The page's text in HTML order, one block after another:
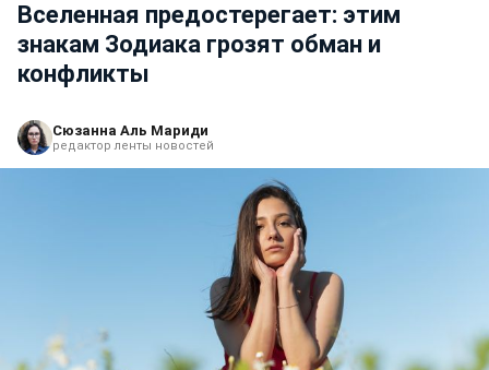
Вселенная предостерегает: этим
знакам Зодиака грозят обман и
конфликты
Сюзанна Аль Мариди
редактор ленты новостей